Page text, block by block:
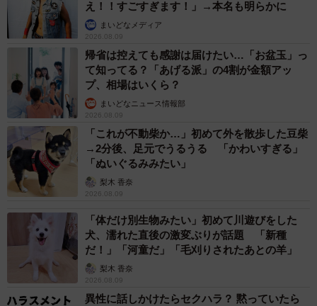
え！！すごすぎます！」→本名も明らかに
まいどなメディア
2026.08.09
帰省は控えても感謝は届けたい…「お盆玉」っ
て知ってる？「あげる派」の4割が金額アッ
プ、相場はいくら？
まいどなニュース情報部
2026.08.09
「これが不動柴か…」初めて外を散歩した豆柴
→2分後、足元でうるうる 「かわいすぎる」
「ぬいぐるみみたい」
梨木 香奈
2026.08.09
「体だけ別生物みたい」初めて川遊びをした
犬、濡れた直後の激変ぶりが話題 「新種
だ！」「河童だ」「毛刈りされたあとの羊」
梨木 香奈
2026.08.09
異性に話しかけたらセクハラ？ 黙っていたら